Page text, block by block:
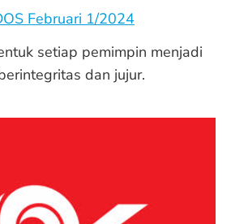
Februari 1/2024
setiap pemimpin menjadi
dan jujur.